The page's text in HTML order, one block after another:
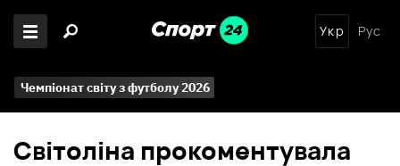
Укр Рус
Чемпіонат світу з футболу 2026
Світоліна прокоментувала